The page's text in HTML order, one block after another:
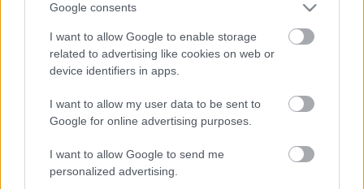
Google consents
I want to allow Google to enable storage
related to advertising like cookies on web or
device identifiers in apps.
I want to allow my user data to be sent to
Google for online advertising purposes.
I want to allow Google to send me
personalized advertising.